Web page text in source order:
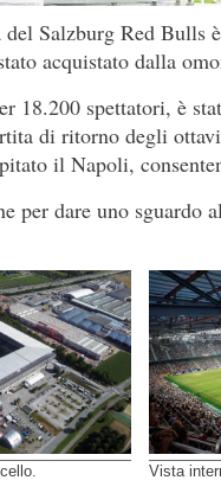
del Salzburg Red Bulls
acquistato dalla
18.200 spettatori, è
di ritorno degli
il Napoli,
per dare uno
Vista